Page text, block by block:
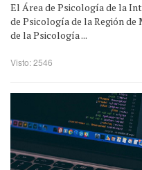
El Área de Psicología de la
de Psicología de la Región de
de la Psicología ...
Visto: 2546